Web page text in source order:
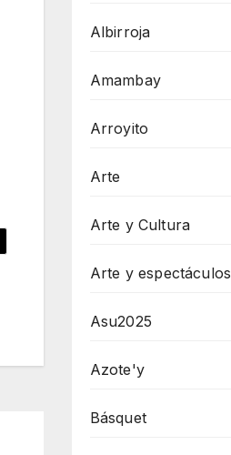
Albirroja
Amambay
Arroyito
Arte
Arte y Cultura
Arte y espectáculos
Asu2025
Azote'y
Básquet